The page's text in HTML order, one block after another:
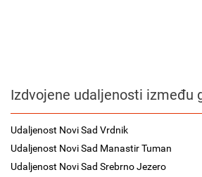
Izdvojene udaljenosti između
Udaljenost Novi Sad Vrdnik
Udaljenost Novi Sad Manastir Tuman
Udaljenost Novi Sad Srebrno Jezero